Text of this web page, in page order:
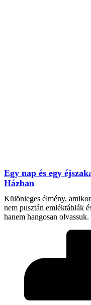
Egy nap és egy
Házban
Különleges élmény,
nem pusztán emléktáblák
hanem hangosan olvassuk.